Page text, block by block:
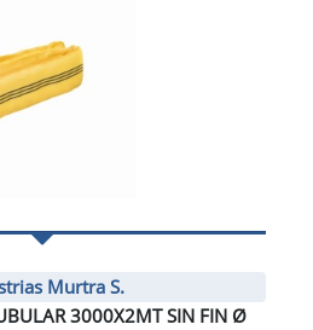
Murtra S.
3000X2MT SIN FIN Ø